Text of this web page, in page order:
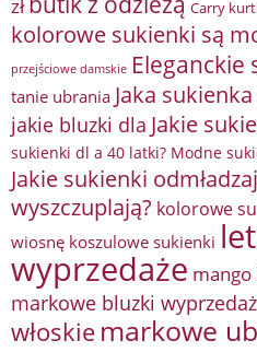
zł
Carry
kolorowe sukienki są
przejściowe damskie Eleganckie
tanie ubrania Jaka
jakie bluzki dla Jakie
sukienki dl a 40 latki? Modne
Jakie sukienki
wyszczuplają? kolorowe
wiosnę koszulowe sukienki
wyprzedaże mango
markowe bluzki wyprzedaż
włoskie markowe